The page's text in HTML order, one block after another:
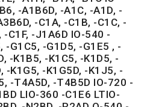
-A1B6D, -A1C, -A1D, -
-C1A, -C1B, -C1C, -
-C1F, -J1A6D IO-540 -
-G1C5, -G1D5, -G1E5 , -
-K1B5, -K1C5, -K1D5, -
-K1G5, -K1G5D, -K1J5, -
-T4A5D, -T4B5D IO-720 -
LIO-360 -C1E6 LTIO-